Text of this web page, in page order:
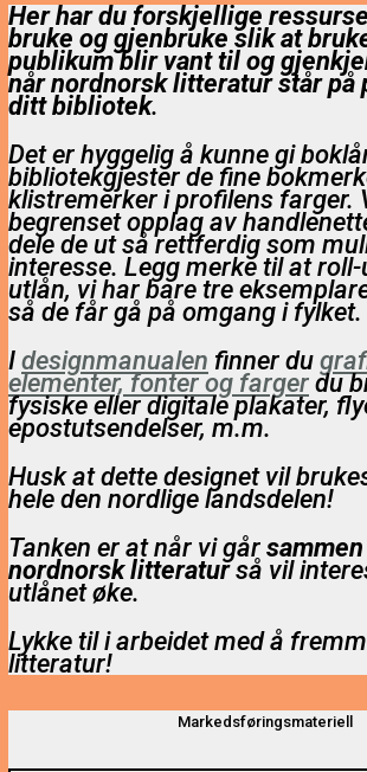
Her har du forskjellige
bruke og gjenbruke slik at
publikum blir vant til og
når nordnorsk litteratur står på
ditt bibliotek.
Det er hyggelig å kunne gi
bibliotekgjester de fine
klistremerker i profilens farger.
begrenset opplag av
dele de ut så rettferdig som
interesse. Legg merke til at
utlån, vi har bare tre
så de får gå på omgang i fylket.
I designmanualen finner du
elementer, fonter og farger du
fysiske eller digitale plakater,
epostutsendelser, m.m.
Husk at dette designet vil
hele den nordlige landsdelen!
Tanken er at når vi går
nordnorsk litteraturså vil
utlånet øke.
Lykke til i arbeidet med å
litteratur!
Markedsføringsmateriell